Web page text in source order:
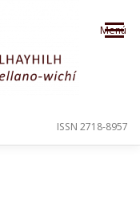
Menú
ISSN 2718-8957